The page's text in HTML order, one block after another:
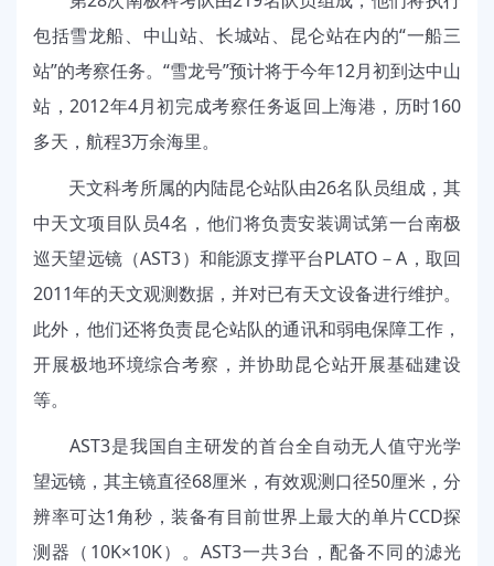
包括雪龙船、中山站、长城站、昆仑站在内的“一船三
站”的考察任务。“雪龙号”预计将于今年12月初到达中山
站，2012年4月初完成考察任务返回上海港，历时160
多天，航程3万余海里。
天文科考所属的内陆昆仑站队由26名队员组成，其
中天文项目队员4名，他们将负责安装调试第一台南极
巡天望远镜（AST3）和能源支撑平台PLATO－A，取回
2011年的天文观测数据，并对已有天文设备进行维护。
此外，他们还将负责昆仑站队的通讯和弱电保障工作，
开展极地环境综合考察，并协助昆仑站开展基础建设
等。
AST3是我国自主研发的首台全自动无人值守光学
望远镜，其主镜直径68厘米，有效观测口径50厘米，分
辨率可达1角秒，装备有目前世界上最大的单片CCD探
测器（10K×10K）。AST3一共3台，配备不同的滤光